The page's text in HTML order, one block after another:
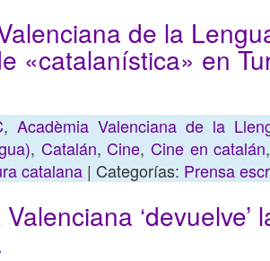
de la
«catalanística» en
, Acadèmia Valenciana de la
, Catalán,Cine,Cine en catalán
catalana | Categorías: Prensa